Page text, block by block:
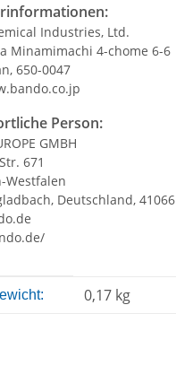
Industries, Ltd.
Minamimachi 4-chome 6-6
650-0047
Person:
GMBH
671
Westfalen
Deutschland, 41066
0,17 kg